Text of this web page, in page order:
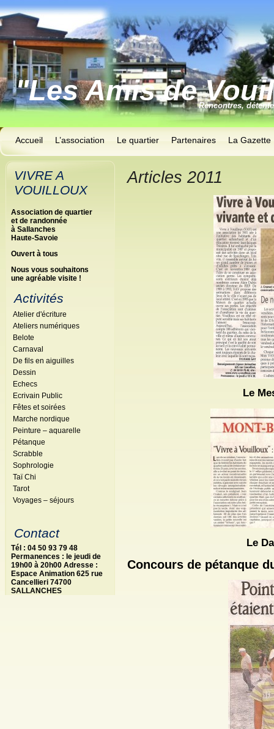
"Les Amis deRencontres,
Accueil L’association Le quartier Partenaires La Gazette
VIVRE A
VOUILLOUX
Association de quartier
et de randonnée
à Sallanches
Haute-Savoie
Ouvert à tous
Nous vous souhaitons
une agréable visite !
Activités
Atelier d'écriture
Ateliers numériques
Belote
Carnaval
De fils en aiguilles
Dessin
Echecs
Ecrivain Public
Fêtes et soirées
Marche nordique
Peinture – aquarelle
Pétanque
Scrabble
Sophrologie
Taï Chi
Tarot
Voyages – séjours
Contact
Tél : 04 50 93 79 48
Permanences : le jeudi de
19h00 à 20h00 Adresse :
Espace Animation 625 rue
Cancellieri 74700
SALLANCHES
Articles 2011
Le
Le
Concours de pétanque